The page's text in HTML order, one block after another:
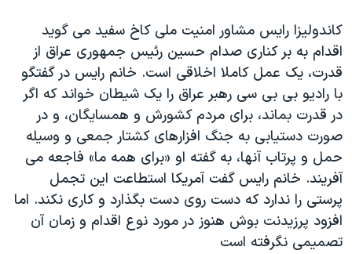
دادگاه حمید نوری
چهل سال گروگان‌گیری
قانون شفافیت دارائی کادر رهبری ایران
اعتراضات مردمی آبان ۹۸
اسرائیل در جنگ
نرگس محمدی برنده جایزه نوبل صلح
همایش محافظه‌کاران آمریکا «سی‌پک»
صفحه‌های ویژه
کاندوليزا رايس مشاور امنيت ملی کاخ سفيد می گويد
اقدام به بر کناری صدام حسين رئيس جمهوری عراق از
قدرت، يک عمل کاملا اخلاقی است. خانم رايس در گفتگو
با راديو بی بی سی رهبر عراق را يک شيطان خواند که اگر
در قدرت بماند، برای مردم کشورش و همسايگان، و در
صورت دستيابی به جنگ افزارهای کشتار جمعی و وسيله
حمل و پرتاب آنها، به گفته او «برای همه ما» فاجعه می
آفريند. خانم رايس گفت آمريکا استطاعت اين تجمل
پرستی را ندارد که دست روی دست بگذارد و کاری نکند. اما
افزود پرزيدنت بوش هنوز در مورد نوع اقدام و زمان آن
تصميمی نگرفته است